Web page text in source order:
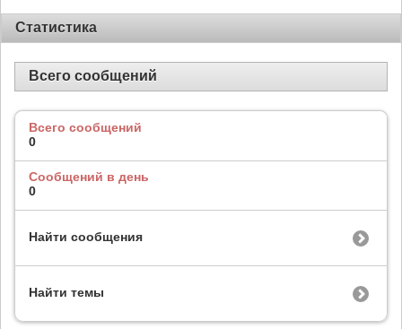
Статистика
Всего сообщений
Всего сообщений
0
Сообщений в день
0
Найти сообщения
Найти темы